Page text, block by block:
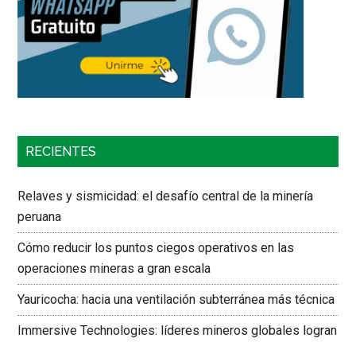
RECIENTES
Relaves y sismicidad: el desafío central de la minería
peruana
Cómo reducir los puntos ciegos operativos en las
operaciones mineras a gran escala
Yauricocha: hacia una ventilación subterránea más técnica
Immersive Technologies: líderes mineros globales logran